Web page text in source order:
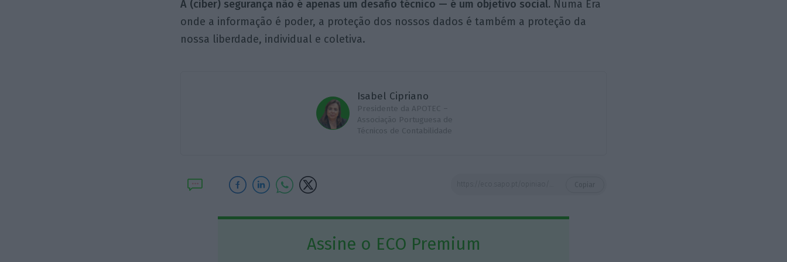
A (ciber) segurança não é apenas um desafio técnico — é um objetivo social. Numa Era
onde a informação é poder, a proteção dos nossos dados é também a proteção da
nossa liberdade, individual e coletiva.
Isabel Cipriano
Presidente da APOTEC –
Associação Portuguesa de
Técnicos de Contabilidade
Assine o ECO Premium